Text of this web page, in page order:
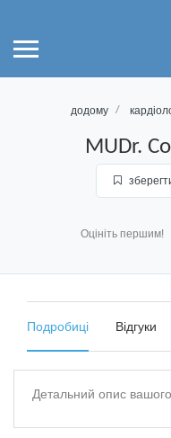
додому
MUDr.
Оцініть першим!
Подробиці Відгуки
Детальний опис